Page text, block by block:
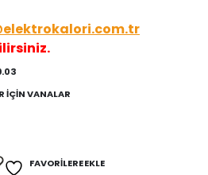
İÇİN VANALAR
FAVORILERE EKLE